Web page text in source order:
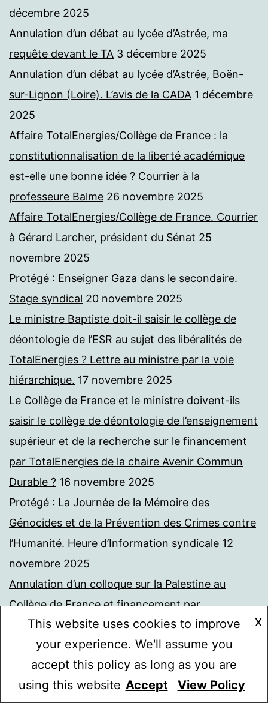
décembre 2025
Annulation d’un débat au lycée d’Astrée, ma
requête devant le TA 3 décembre 2025
Annulation d’un débat au lycée d’Astrée, Boën-
sur-Lignon (Loire). L’avis de la CADA 1 décembre
2025
Affaire TotalEnergies/Collège de France : la
constitutionnalisation de la liberté académique
est-elle une bonne idée ? Courrier à la
professeure Balme 26 novembre 2025
Affaire TotalEnergies/Collège de France. Courrier
à Gérard Larcher, président du Sénat 25
novembre 2025
Protégé : Enseigner Gaza dans le secondaire.
Stage syndical 20 novembre 2025
Le ministre Baptiste doit-il saisir le collège de
déontologie de l’ESR au sujet des libéralités de
TotalEnergies ? Lettre au ministre par la voie
hiérarchique. 17 novembre 2025
Le Collège de France et le ministre doivent-ils
saisir le collège de déontologie de l’enseignement
supérieur et de la recherche sur le financement
par TotalEnergies de la chaire Avenir Commun
Durable ? 16 novembre 2025
Protégé : La Journée de la Mémoire des
Génocides et de la Prévention des Crimes contre
l’Humanité. Heure d’Information syndicale 12
novembre 2025
Annulation d’un colloque sur la Palestine au
Collège de France et financement par
TotalEnergies de cette institution. Une liberté
d’enseignement doublement menacée ? Courrier
à l’administrateur du Collège de France 9
novembre 2025
This website uses cookies to improve
your experience. We'll assume you
accept this policy as long as you are
using this website
X
Accept View Policy
Mode sombre :